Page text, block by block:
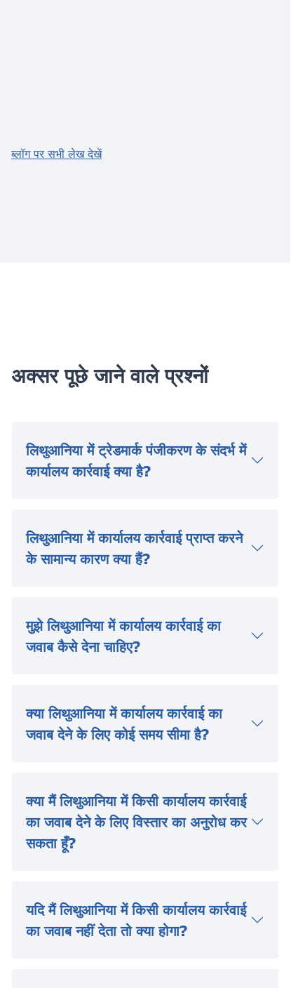
ब्लॉग पर सभी लेख देखें
अक्सर पूछे जाने वाले प्रश्नों
लिथुआनिया में ट्रेडमार्क पंजीकरण के संदर्भ में
कार्यालय कार्रवाई क्या है?
लिथुआनिया में कार्यालय कार्रवाई प्राप्त करने
के सामान्य कारण क्या हैं?
मुझे लिथुआनिया में कार्यालय कार्रवाई का
जवाब कैसे देना चाहिए?
क्या लिथुआनिया में कार्यालय कार्रवाई का
जवाब देने के लिए कोई समय सीमा है?
क्या मैं लिथुआनिया में किसी कार्यालय कार्रवाई
का जवाब देने के लिए विस्तार का अनुरोध कर
सकता हूँ?
यदि मैं लिथुआनिया में किसी कार्यालय कार्रवाई
का जवाब नहीं देता तो क्या होगा?